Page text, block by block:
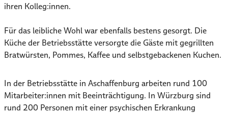
ihren Kolleg:innen.
Für das leibliche Wohl war ebenfalls bestens gesorgt. Die
Küche der Betriebsstätte versorgte die Gäste mit gegrillten
Bratwürsten, Pommes, Kaffee und selbstgebackenen Kuchen.
In der Betriebsstätte in Aschaffenburg arbeiten rund 100
Mitarbeiter:innen mit Beeinträchtigung. In Würzburg sind
rund 200 Personen mit einer psychischen Erkrankung